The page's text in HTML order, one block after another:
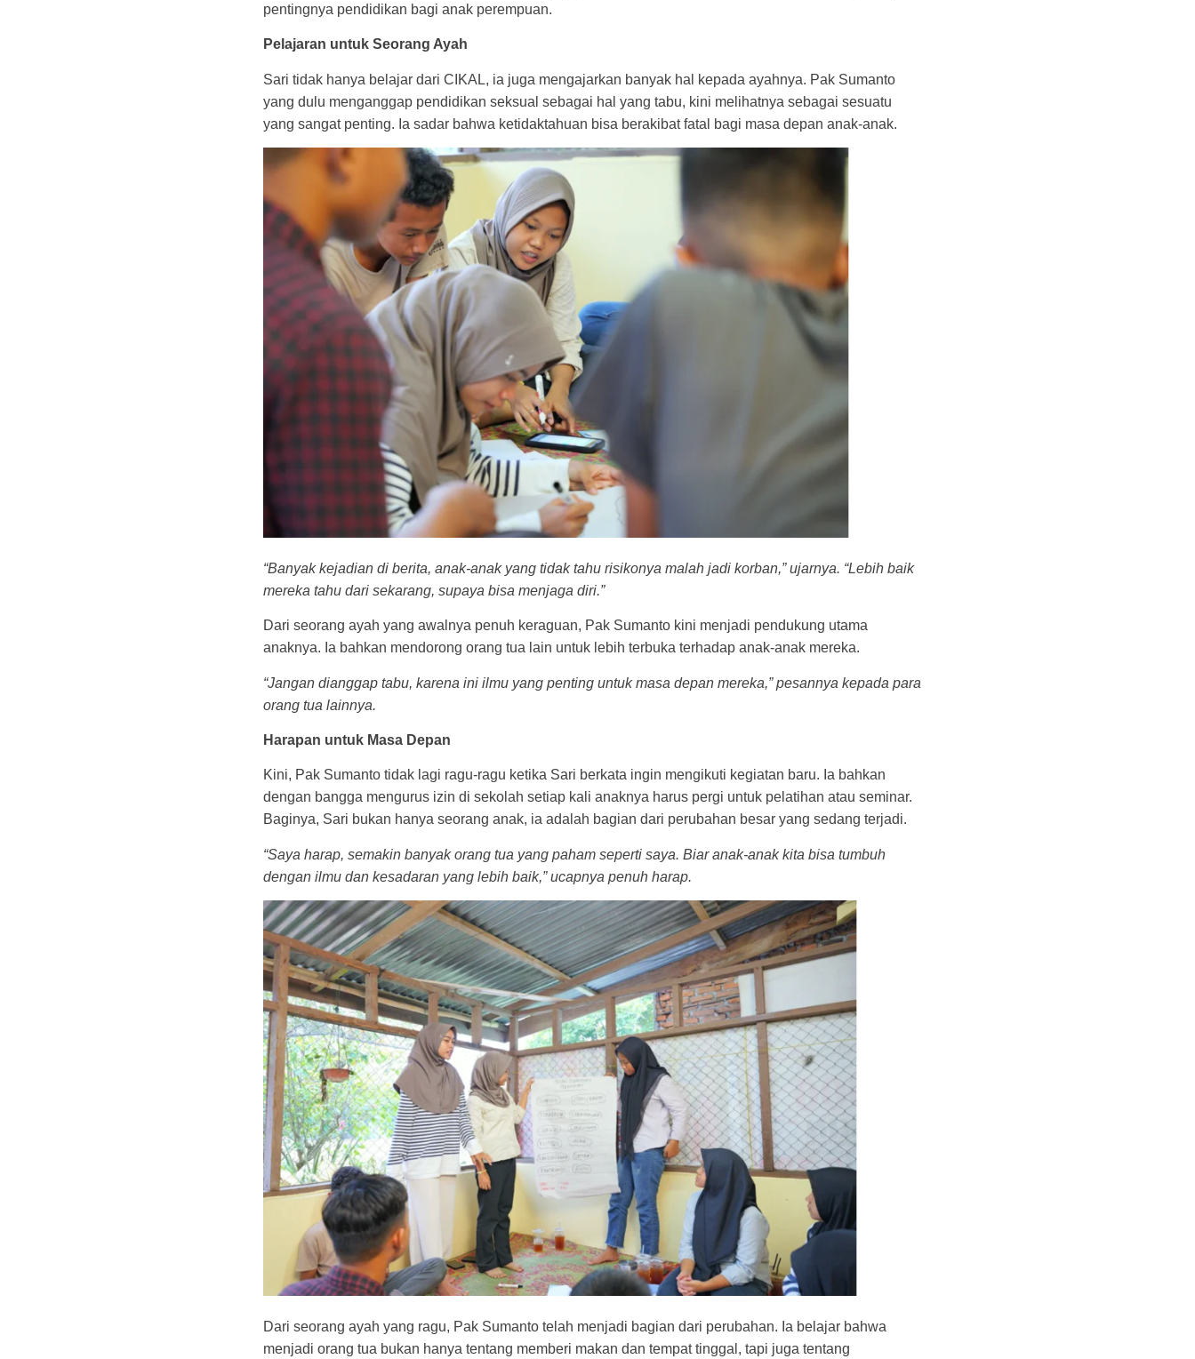
pentingnya pendidikan bagi anak perempuan.
Pelajaran untuk Seorang Ayah
Sari tidak hanya belajar dari CIKAL, ia juga mengajarkan banyak hal kepada ayahnya. Pak Sumanto
yang dulu menganggap pendidikan seksual sebagai hal yang tabu, kini melihatnya sebagai sesuatu
yang sangat penting. Ia sadar bahwa ketidaktahuan bisa berakibat fatal bagi masa depan anak-anak.
“Banyak kejadian di berita, anak-anak yang tidak tahu risikonya malah jadi korban,” ujarnya. “Lebih baik
mereka tahu dari sekarang, supaya bisa menjaga diri.”
Dari seorang ayah yang awalnya penuh keraguan, Pak Sumanto kini menjadi pendukung utama
anaknya. Ia bahkan mendorong orang tua lain untuk lebih terbuka terhadap anak-anak mereka.
“Jangan dianggap tabu, karena ini ilmu yang penting untuk masa depan mereka,” pesannya kepada para
orang tua lainnya.
Harapan untuk Masa Depan
Kini, Pak Sumanto tidak lagi ragu-ragu ketika Sari berkata ingin mengikuti kegiatan baru. Ia bahkan
dengan bangga mengurus izin di sekolah setiap kali anaknya harus pergi untuk pelatihan atau seminar.
Baginya, Sari bukan hanya seorang anak, ia adalah bagian dari perubahan besar yang sedang terjadi.
“Saya harap, semakin banyak orang tua yang paham seperti saya. Biar anak-anak kita bisa tumbuh
dengan ilmu dan kesadaran yang lebih baik,” ucapnya penuh harap.
Dari seorang ayah yang ragu, Pak Sumanto telah menjadi bagian dari perubahan. Ia belajar bahwa
menjadi orang tua bukan hanya tentang memberi makan dan tempat tinggal, tapi juga tentang